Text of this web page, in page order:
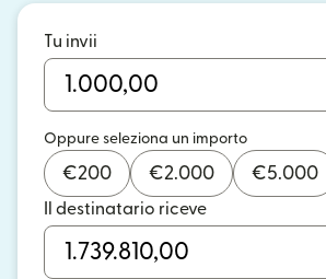
Tu invii
Oppure seleziona un importo
€200 €2.000 €5.000
Il destinatario riceve